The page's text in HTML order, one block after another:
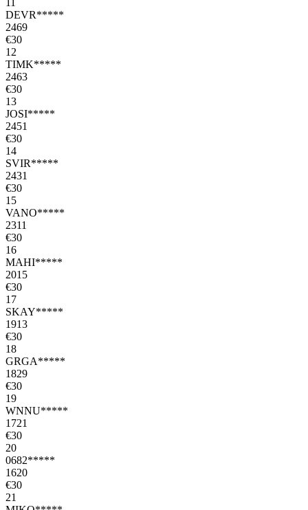
DEVR*****
2469
€30
12
TIMK*****
2463
€30
13
JOSI*****
2451
€30
14
SVIR*****
2431
€30
15
VANO*****
2311
€30
16
MAHI*****
2015
€30
17
SKAY*****
1913
€30
18
GRGA*****
1829
€30
19
WNNU*****
1721
€30
20
0682*****
1620
€30
21